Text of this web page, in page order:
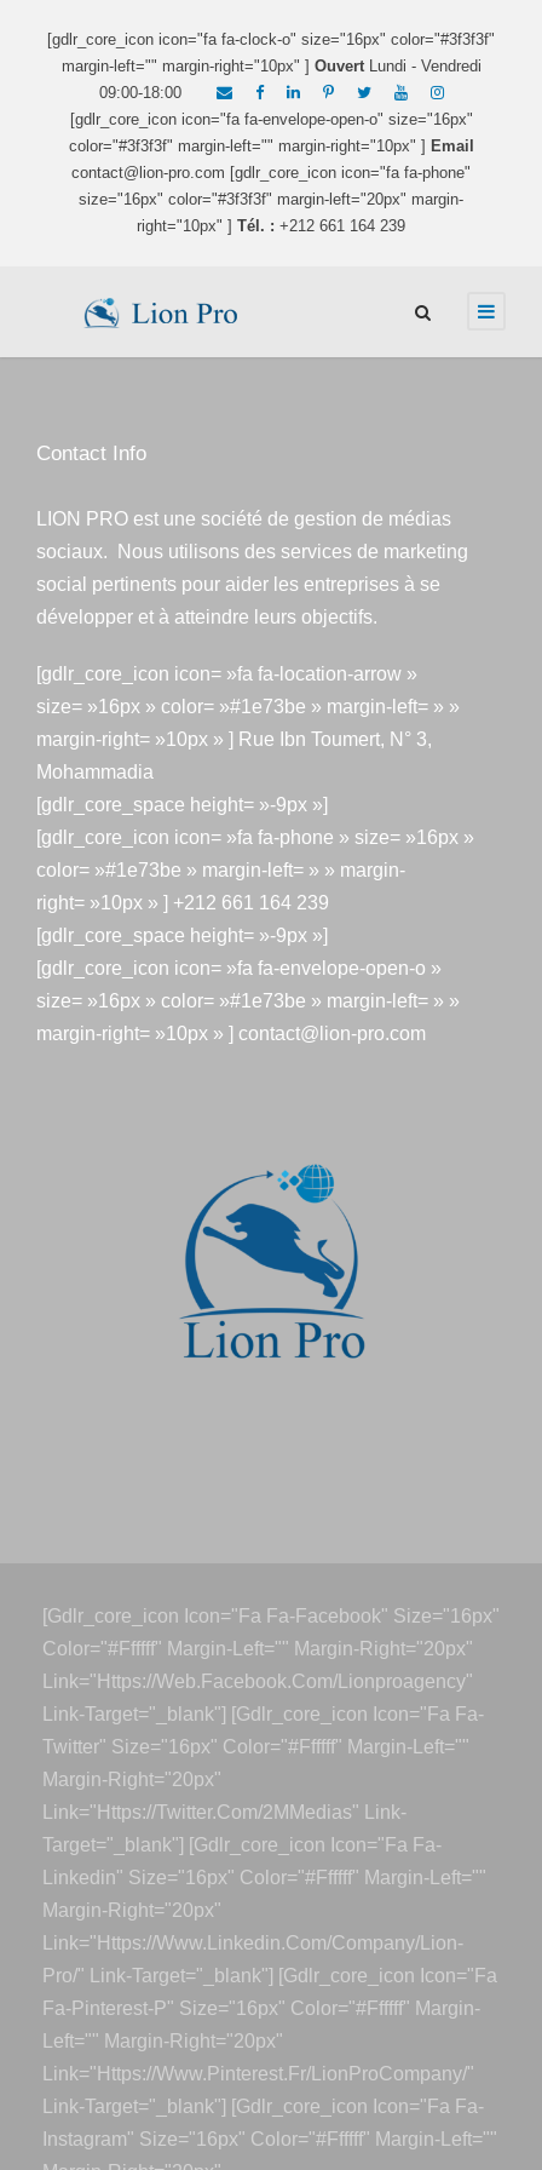
[gdlr_core_icon icon="fa fa-clock-o" size="16px" color="#3f3f3f"
margin-left="" margin-right="10px" ] OuvertLundi - Vendredi
09:00-18:00
[gdlr_core_icon icon="fa fa-envelope-open-o" size="16px"
color="#3f3f3f" margin-left="" margin-right="10px" ] Email
contact@lion-pro.com [gdlr_core_icon icon="fa fa-phone"
size="16px" color="#3f3f3f" margin-left="20px" margin-
right="10px" ] Tél. : +212 661 164 239
Contact Info
LION PRO est une société de gestion de médias
sociaux. Nous utilisons des services de marketing
social pertinents pour aider les entreprises à se
développer et à atteindre leurs objectifs.
[gdlr_core_icon icon= »fa fa-location-arrow »
size= »16px » color= »#1e73be » margin-left= » »
margin-right= »10px » ] Rue Ibn Toumert, N° 3,
Mohammadia
[gdlr_core_space height= »-9px »]
[gdlr_core_icon icon= »fa fa-phone » size= »16px »
color= »#1e73be » margin-left= » » margin-
right= »10px » ] +212 661 164 239
[gdlr_core_space height= »-9px »]
[gdlr_core_icon icon= »fa fa-envelope-open-o »
size= »16px » color= »#1e73be » margin-left= » »
margin-right= »10px » ] contact@lion-pro.com
[gdlr_core_icon Icon="fa Fa-Facebook" Size="16px"
Color="#ffffff" Margin-Left="" Margin-Right="20px"
Link="https://web.facebook.com/lionproagency"
Link-Target="_blank"] [gdlr_core_icon Icon="fa Fa-
Twitter" Size="16px" Color="#ffffff" Margin-Left=""
Margin-Right="20px"
Link="https://twitter.com/2MMedias" Link-
Target="_blank"] [gdlr_core_icon Icon="fa Fa-
Linkedin" Size="16px" Color="#ffffff" Margin-Left=""
Margin-Right="20px"
Link="https://www.linkedin.com/company/lion-
Pro/" Link-Target="_blank"] [gdlr_core_icon Icon="fa
Fa-Pinterest-P" Size="16px" Color="#ffffff" Margin-
Left="" Margin-Right="20px"
Link="https://www.pinterest.fr/LionProCompany/"
Link-Target="_blank"] [gdlr_core_icon Icon="fa Fa-
Instagram" Size="16px" Color="#ffffff" Margin-Left=""